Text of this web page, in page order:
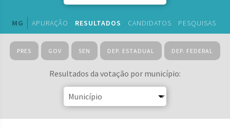
MG APURAÇÃO RESULTADOS CANDIDATOS PESQUISAS
PRES GOV SEN DEP. ESTADUAL DEP. FEDERAL
Resultados da votação por município: